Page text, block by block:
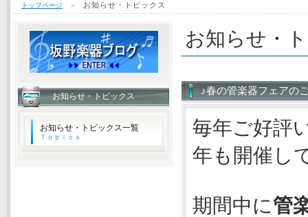
トップページ ＞ お知らせ・トピックス
お知らせ・
♪春の管楽器フェアの
毎年ご好評
年も開催し
期間中に管
お知らせ・トピックス
お知らせ・トピックス一覧
Ｔｏｐｉｃｓ